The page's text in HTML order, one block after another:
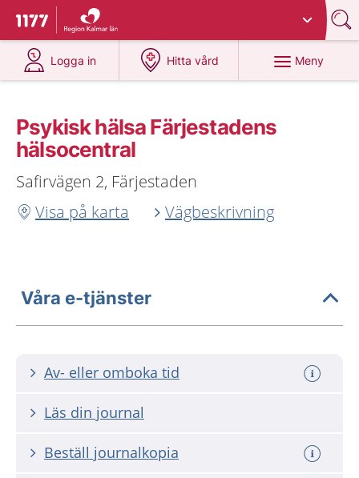
Till startsidan för 1177
Du har valt region
Logga in
på 1177.se
Hitta vård
på 1177.se
Meny
Psykisk hälsa Färjestadens
hälsocentral
Safirvägen 2, Färjestaden
Visa på karta
Vägbeskrivning
Våra e-tjänster
Av- eller omboka tid
Läs din journal
Beställ journalkopia